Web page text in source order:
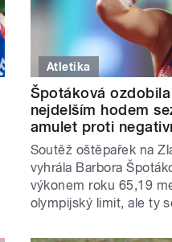
Atletika
Špotáková
nejdelším hodem
amulet proti
Soutěž oštěpařek na
vyhrála Barbora
výkonem roku 65,19
olympijský limit, ale ty